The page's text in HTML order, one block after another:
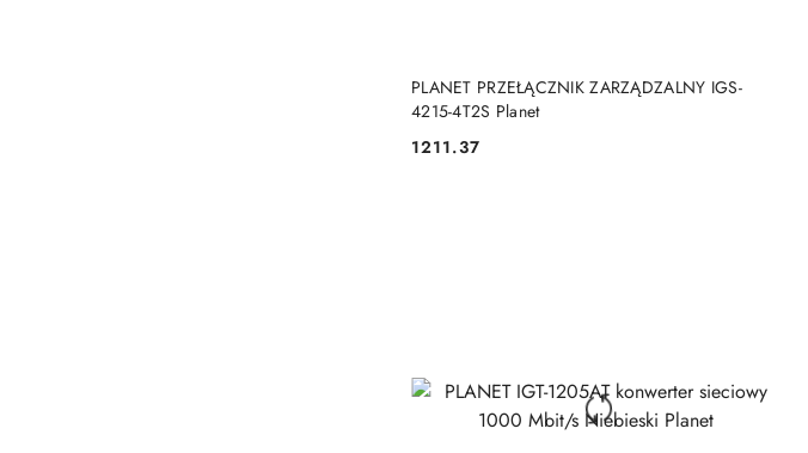
PLANET PRZEŁĄCZNIK ZARZĄDZALNY IGS-
4215-4T2S Planet
Cena:
1211.37
DO KOSZYKA